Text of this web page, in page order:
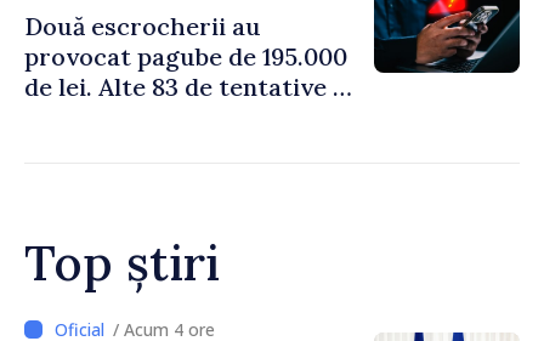
Două escrocherii au
provocat pagube de 195.000
de lei. Alte 83 de tentative au
Top știri
/ Acum 4 ore